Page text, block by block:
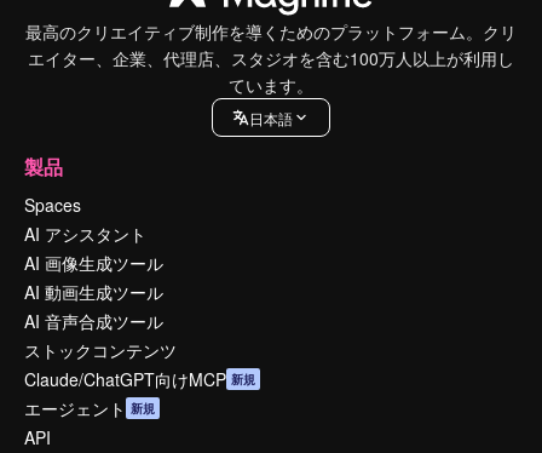
最高のクリエイティブ制作を導くためのプラットフォーム。クリ
エイター、企業、代理店、スタジオを含む100万人以上が利用し
ています。
日本語
製品
Spaces
AI アシスタント
AI 画像生成ツール
AI 動画生成ツール
AI 音声合成ツール
ストックコンテンツ
Claude/ChatGPT向けMCP 新規
エージェント 新規
API